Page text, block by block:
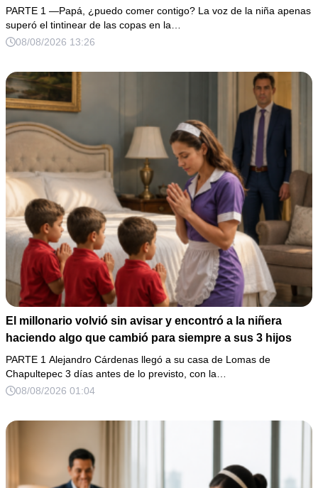
PARTE 1 —Papá, ¿puedo comer contigo? La voz de la niña apenas
superó el tintinear de las copas en la…
08/08/2026 13:26
El millonario volvió sin avisar y encontró a la niñera
haciendo algo que cambió para siempre a sus 3 hijos
PARTE 1 Alejandro Cárdenas llegó a su casa de Lomas de
Chapultepec 3 días antes de lo previsto, con la…
08/08/2026 01:04